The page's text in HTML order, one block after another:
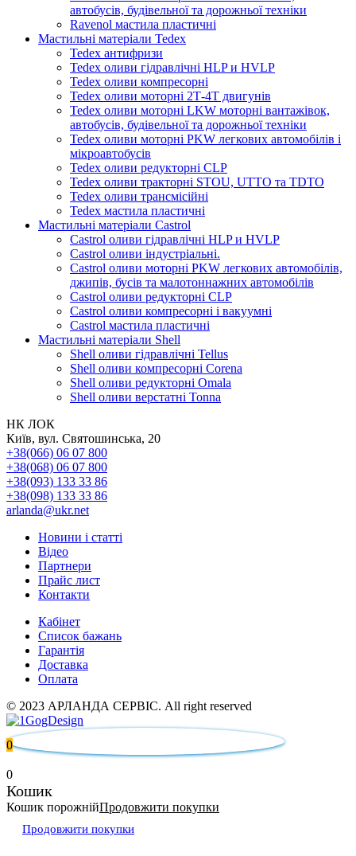
автобусів, будівельної та дорожньої техніки
Ravenol мастила пластичні
Мастильні матеріали Tedex
Tedex антифризи
Tedex оливи гідравлічні HLP и HVLP
Tedex оливи компресорні
Tedex оливи моторні 2Т-4Т двигунів
Tedex оливи моторні LKW моторні вантажівок,
автобусів, будівельної та дорожньої техніки
Tedex оливи моторні PKW легкових автомобілів і
мікроавтобусів
Tedex оливи редукторні CLP
Tedex оливи тракторні STOU, UTTO та TDTO
Tedex оливи трансмісійні
Tedex мастила пластичні
Мастильні матеріали Castrol
Castrol оливи гідравлічні HLP и HVLP
Castrol оливи індустріальні.
Castrol оливи моторні PKW легкових автомобілів,
джипів, бусів та малотоннажних автомобілів
Castrol оливи редукторні CLP
Castrol оливи компресорні і вакуумні
Castrol мастила пластичні
Мастильні матеріали Shell
Shell оливи гідравлічні Tellus
Shell оливи компресорні Corena
Shell оливи редукторні Omala
Shell оливи верстатні Tonna
НК ЛОК
Київ, вул. Святошинська, 20
+38(066) 06 07 800
+38(068) 06 07 800
+38(093) 133 33 86
+38(098) 133 33 86
arlanda@ukr.net
Новини і статті
Відео
Партнери
Прайс лист
Контакти
Кабінет
Список бажань
Гарантія
Доставка
Оплата
© 2023 АРЛАНДА СЕРВІС. All right reserved
0
0
Кошик
Кошик порожнійПродовжити покупки
Продовжити покупки